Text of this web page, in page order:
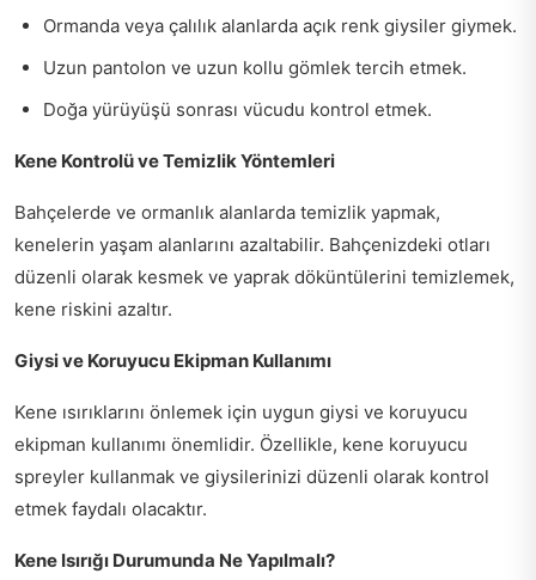
Ormanda veya çalılık alanlarda açık renk giysiler giymek.
Uzun pantolon ve uzun kollu gömlek tercih etmek.
Doğa yürüyüşü sonrası vücudu kontrol etmek.
Kene Kontrolü ve Temizlik Yöntemleri
Bahçelerde ve ormanlık alanlarda temizlik yapmak,
kenelerin yaşam alanlarını azaltabilir. Bahçenizdeki otları
düzenli olarak kesmek ve yaprak döküntülerini temizlemek,
kene riskini azaltır.
Giysi ve Koruyucu Ekipman Kullanımı
Kene ısırıklarını önlemek için uygun giysi ve koruyucu
ekipman kullanımı önemlidir. Özellikle, kene koruyucu
spreyler kullanmak ve giysilerinizi düzenli olarak kontrol
etmek faydalı olacaktır.
Kene Isırığı Durumunda Ne Yapılmalı?